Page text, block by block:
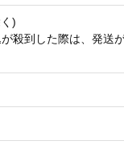
)
殺到した際は、発送